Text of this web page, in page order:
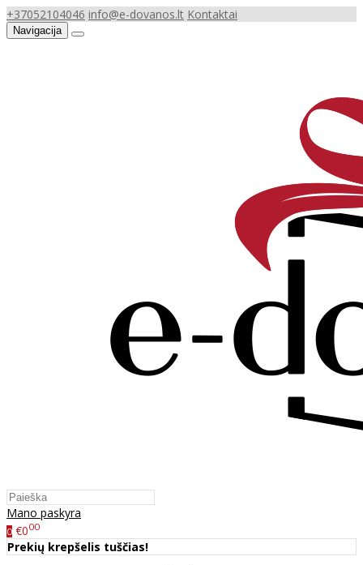
+37052104046 info@e-dovanos.lt Kontaktai
Navigacija
Mano paskyra
0 €000
Prekių krepšelis tuščias!